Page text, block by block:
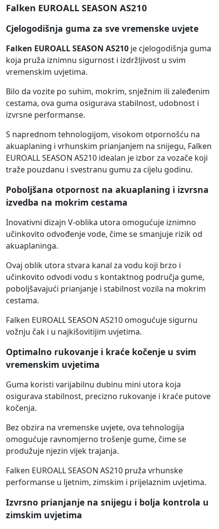
Falken EUROALL SEASON AS210
Cjelogodišnja guma za sve vremenske uvjete
Falken EUROALL SEASON AS210 je cjelogodišnja guma
koja pruža iznimnu sigurnost i izdržljivost u svim
vremenskim uvjetima.
Bilo da vozite po suhim, mokrim, snježnim ili zaleđenim
cestama, ova guma osigurava stabilnost, udobnost i
izvrsne performanse.
S naprednom tehnologijom, visokom otpornošću na
akuaplaning i vrhunskim prianjanjem na snijegu, Falken
EUROALL SEASON AS210 idealan je izbor za vozače koji
traže pouzdanu i svestranu gumu za cijelu godinu.
Poboljšana otpornost na akuaplaning i izvrsna
izvedba na mokrim cestama
Inovativni dizajn V-oblika utora omogućuje iznimno
učinkovito odvođenje vode, čime se smanjuje rizik od
akuaplaninga.
Ovaj oblik utora stvara kanal za vodu koji brzo i
učinkovito odvodi vodu s kontaktnog područja gume,
poboljšavajući prianjanje i stabilnost vozila na mokrim
cestama.
Falken EUROALL SEASON AS210 omogućuje sigurnu
vožnju čak i u najkišovitijim uvjetima.
Optimalno rukovanje i kraće kočenje u svim
vremenskim uvjetima
Guma koristi varijabilnu dubinu mini utora koja
osigurava stabilnost, precizno rukovanje i kraće putove
kočenja.
Bez obzira na vremenske uvjete, ova tehnologija
omogućuje ravnomjerno trošenje gume, čime se
produžuje njezin vijek trajanja.
Falken EUROALL SEASON AS210 pruža vrhunske
performanse u ljetnim, zimskim i prijelaznim uvjetima.
Izvrsno prianjanje na snijegu i bolja kontrola u
zimskim uvjetima